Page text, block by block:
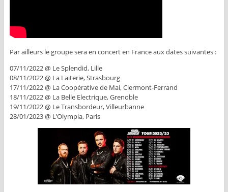
Par ailleurs le groupe sera en concert en France aux dates suivantes :
07/11/2022 @ Le Splendid, Lille
08/11/2022 @ La Laiterie, Strasbourg
17/11/2022 @ La Coopérative de Mai, Clermont-Ferrand
18/11/2022 @ La Belle Electrique, Grenoble
19/11/2022 @ Le Transbordeur, Villeurbanne
28/01/2023 @ L’Olympia, Paris